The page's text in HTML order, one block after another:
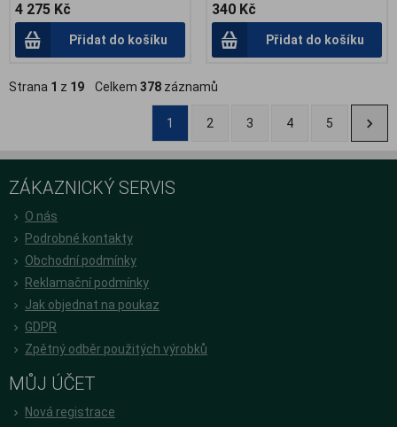
4 275 Kč
Přidat do košíku
340 Kč
Přidat do košíku
Strana 1 z 19 Celkem 378 záznamů
1 2 3 4 5
ZÁKAZNICKÝ SERVIS
O nás
Podrobné kontakty
Obchodní podmínky
Reklamační podmínky
Jak objednat na poukaz
GDPR
Zpětný odběr použitých výrobků
MŮJ ÚČET
Nová registrace